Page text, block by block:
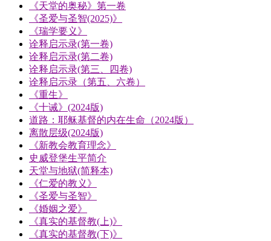
《天堂的奥秘》第一卷
《圣爱与圣智(2025)》
《瑞学要义》
诠释启示录(第一卷)
诠释启示录(第二卷)
诠释启示录(第三、四卷)
诠释启示录（第五、六卷）
《重生》
《十诫》(2024版)
道路：耶稣基督的内在生命（2024版）
离散层级(2024版)
《新教会教育理念》
史威登堡生平简介
天堂与地狱(简释本)
《仁爱的教义》
《圣爱与圣智》
《婚姻之爱》
《真实的基督教(上)》
《真实的基督教(下)》